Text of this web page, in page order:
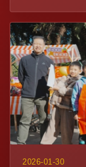
2026-01-30